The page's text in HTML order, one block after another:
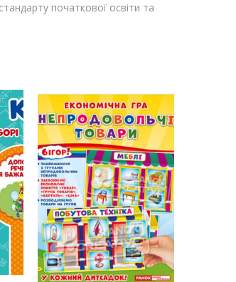
початкової освіти та